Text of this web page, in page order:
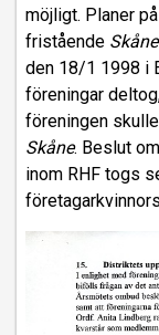
möjligt. Planer
fristående
den 18/1 1998 i
föreningar
föreningen
Skåne. Beslut
inom RHF togs